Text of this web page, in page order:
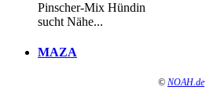
Pinscher-Mix Hündin
sucht Nähe...
MAZA
© NOAH.de